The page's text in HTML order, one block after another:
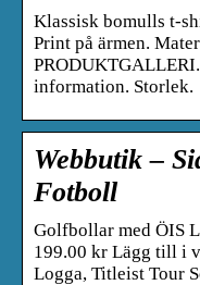
Klassisk bomulls t-
Print på ärmen.
information. Storlek.
Webbutik –
Fotboll
Golfbollar med ÖIS
199.00 kr Lägg till i
Logga, Titleist Tour